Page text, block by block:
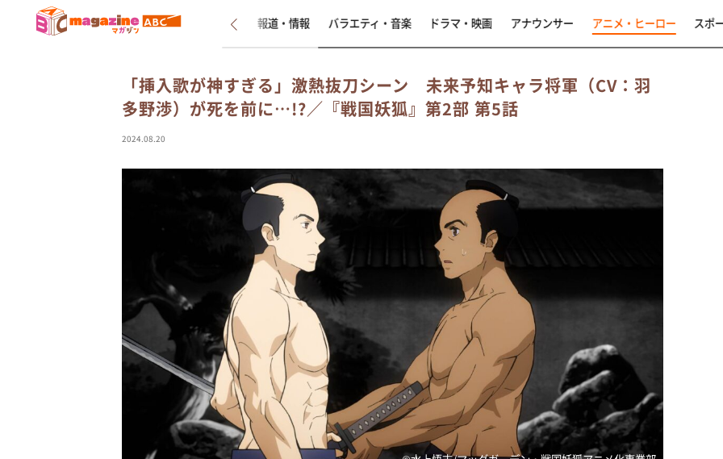
新着 インタビュー 報道・情報 バラエティ・音楽 ドラマ・映画 アナウンサー アニメ・ヒーロー スポ
「挿入歌が神すぎる」激熱抜刀シーン 未来予知キャラ将軍（CV：羽
多野渉）が死を前に…!?／『戦国妖狐』第2部 第5話
2024.08.20